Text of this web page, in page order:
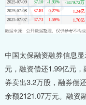
中国太保融资融券信息
元，融资偿还1.99亿元
券卖出3.2万股，融券偿
余额2121.07万元。融资